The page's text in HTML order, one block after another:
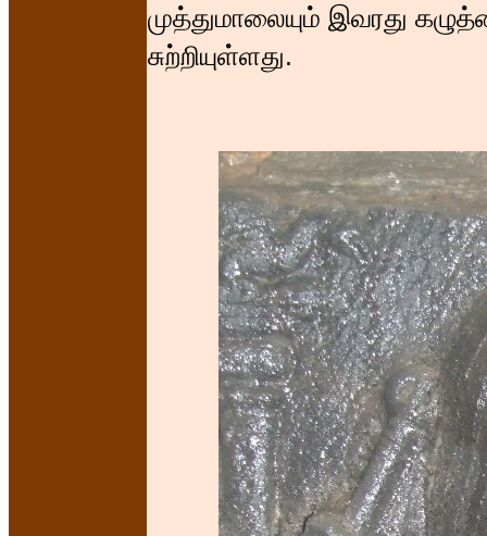
முத்துமாலையும் இவரது
சுற்றியுள்ளது.